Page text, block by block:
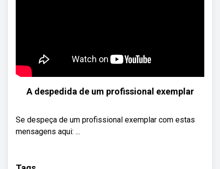
A despedida de um profissional exemplar
Se despeça de um profissional exemplar com estas
mensagens aqui: ...